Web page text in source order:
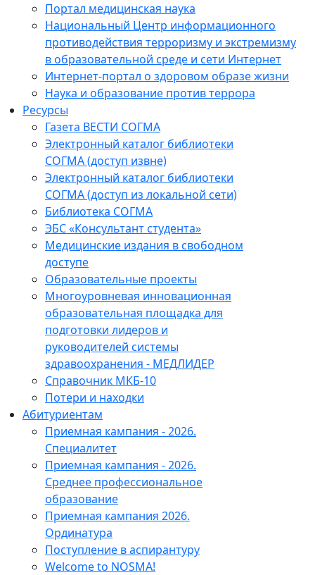
Портал медицинская наука
Национальный Центр информационного
противодействия терроризму и экстремизму
в образовательной среде и сети Интернет
Интернет-портал о здоровом образе жизни
Наука и образование против террора
Ресурсы
Газета ВЕСТИ СОГМА
Электронный каталог библиотеки
СОГМА (доступ извне)
Электронный каталог библиотеки
СОГМА (доступ из локальной сети)
Библиотека СОГМА
ЭБС «Консультант студента»
Медицинские издания в свободном
доступе
Образовательные проекты
Многоуровневая инновационная
образовательная площадка для
подготовки лидеров и
руководителей системы
здравоохранения - МЕДЛИДЕР
Справочник МКБ-10
Потери и находки
Абитуриентам
Приемная кампания - 2026.
Специалитет
Приемная кампания - 2026.
Среднее профессиональное
образование
Приемная кампания 2026.
Ординатура
Поступление в аспирантуру
Welcome to NOSMA!